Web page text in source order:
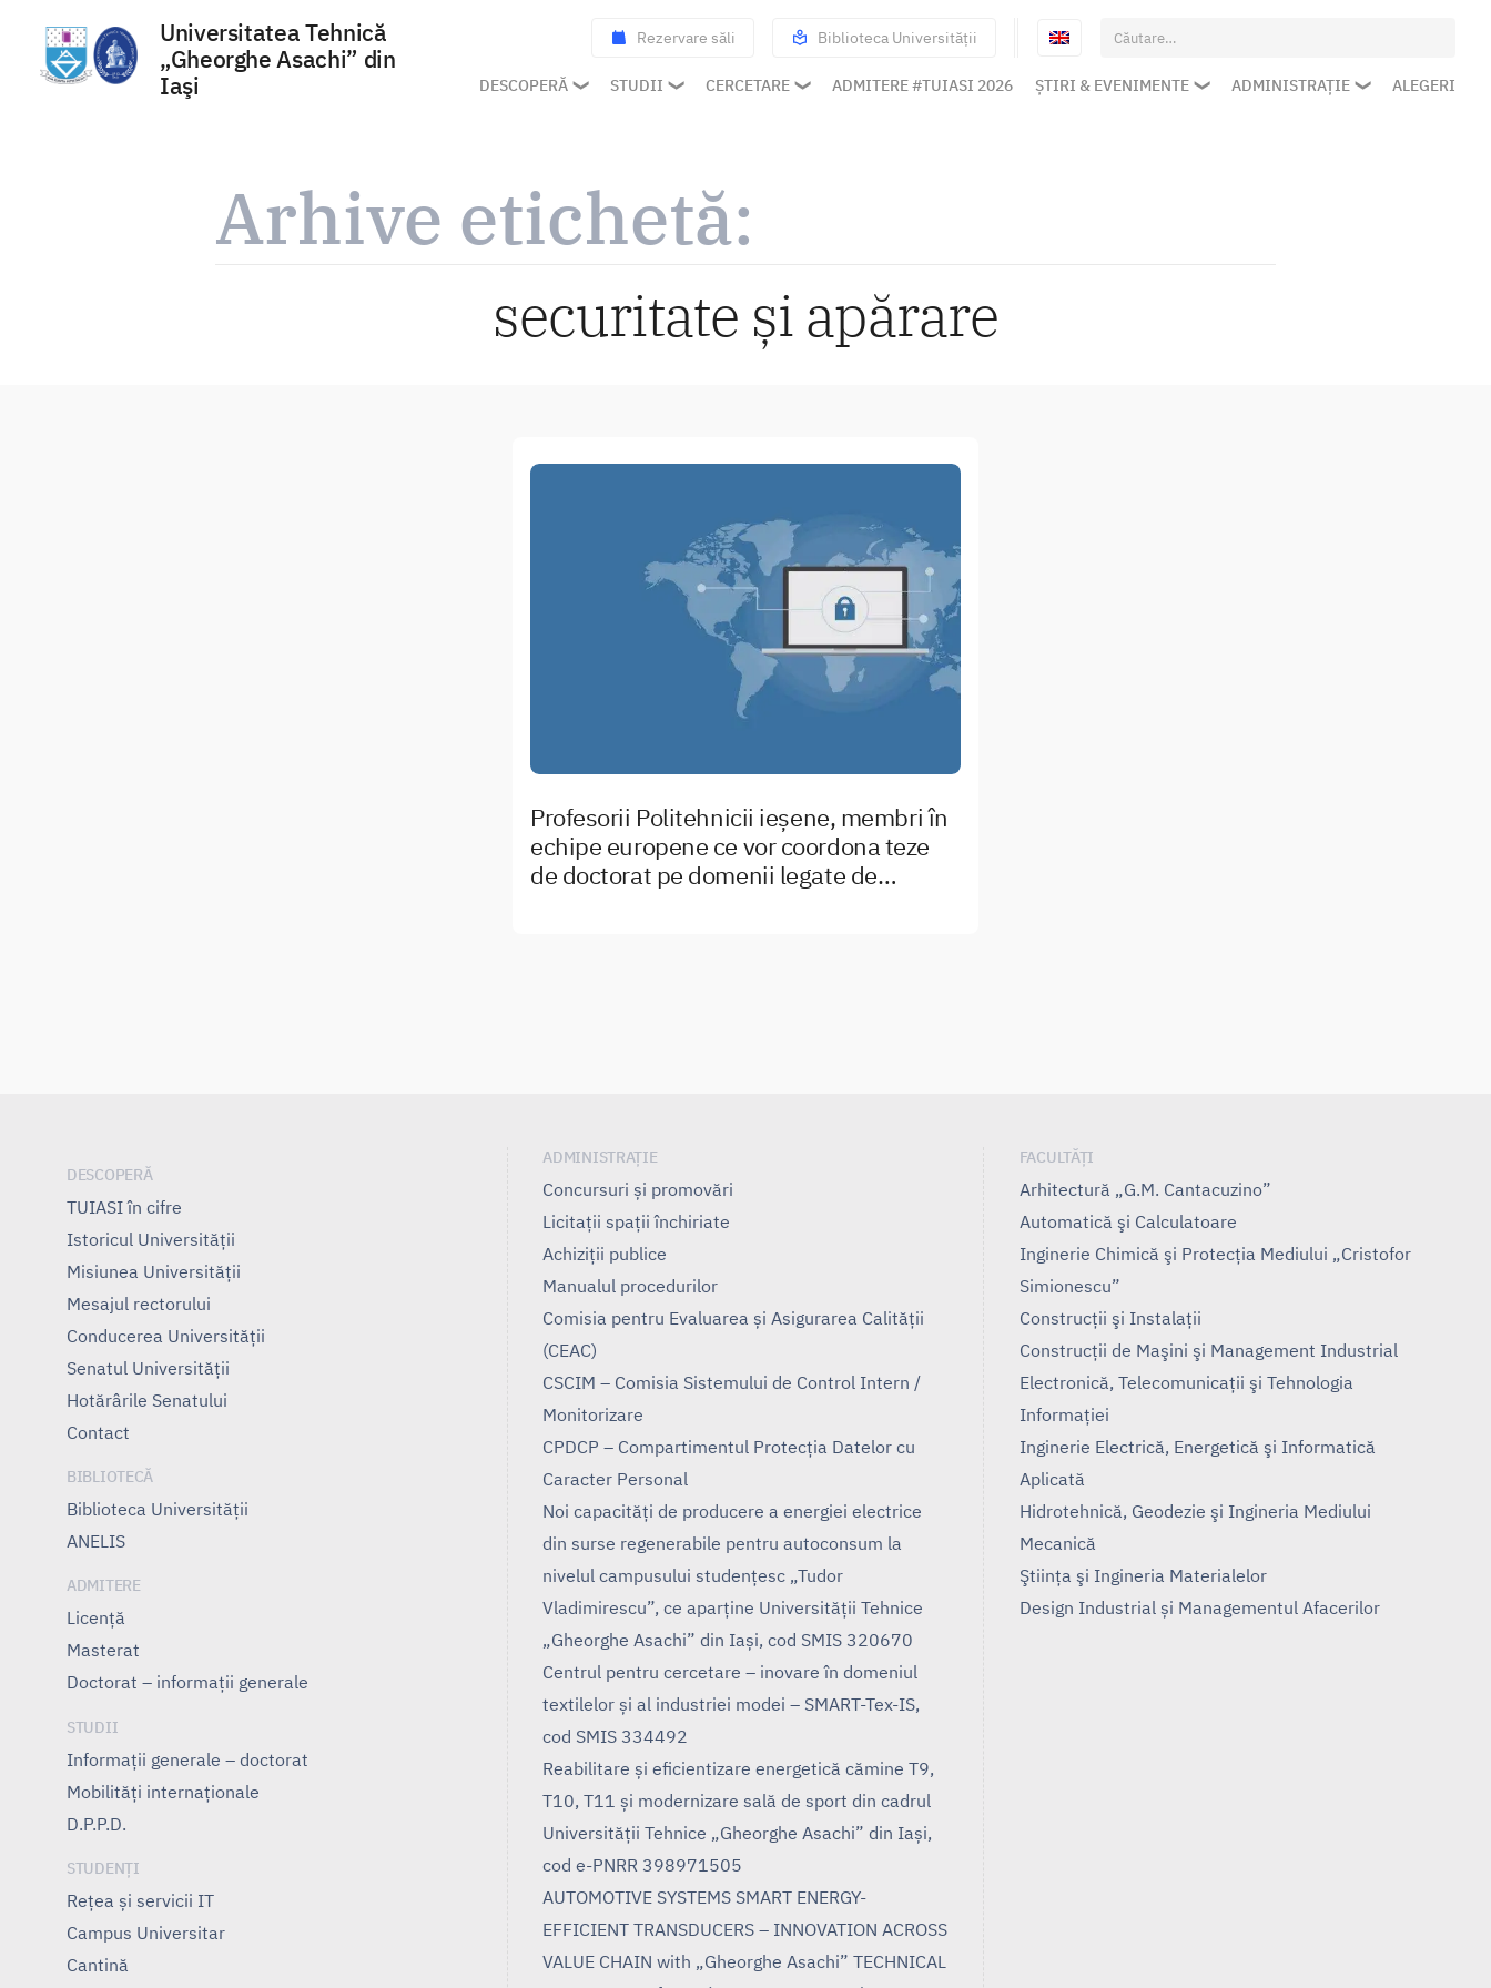
Universitatea Tehnică
„Gheorghe Asachi” din
Iaşi
Rezervare săli Biblioteca Universității
Caută
după:
DESCOPERĂ STUDII CERCETARE ADMITERE #TUIASI 2026 ȘTIRI & EVENIMENTE ADMINISTRAȚIE ALEGERI
Arhive etichetă:
securitate și apărare
Profesorii Politehnicii ieșene, membri în
echipe europene ce vor coordona teze
de doctorat pe domenii legate de
DESCOPERĂ
TUIASI în cifre
Istoricul Universităţii
Misiunea Universităţii
Mesajul rectorului
Conducerea Universităţii
Senatul Universității
Hotărârile Senatului
Contact
BIBLIOTECĂ
Biblioteca Universității
ANELIS
ADMITERE
Licență
Masterat
Doctorat – informații generale
STUDII
Informații generale – doctorat
Mobilități internaționale
D.P.P.D.
STUDENȚI
Rețea și servicii IT
Campus Universitar
Cantină
ADMINISTRAȚIE
Concursuri și promovări
Licitații spații închiriate
Achiziții publice
Manualul procedurilor
Comisia pentru Evaluarea și Asigurarea Calității
(CEAC)
CSCIM – Comisia Sistemului de Control Intern /
Monitorizare
CPDCP – Compartimentul Protecția Datelor cu
Caracter Personal
Noi capacități de producere a energiei electrice
din surse regenerabile pentru autoconsum la
nivelul campusului studențesc „Tudor
Vladimirescu”, ce aparține Universității Tehnice
„Gheorghe Asachi” din Iași, cod SMIS 320670
Centrul pentru cercetare – inovare în domeniul
textilelor și al industriei modei – SMART-Tex-IS,
cod SMIS 334492
Reabilitare și eficientizare energetică cămine T9,
T10, T11 și modernizare sală de sport din cadrul
Universității Tehnice „Gheorghe Asachi” din Iași,
cod e-PNRR 398971505
AUTOMOTIVE SYSTEMS SMART ENERGY-
EFFICIENT TRANSDUCERS – INNOVATION ACROSS
VALUE CHAIN with „Gheorghe Asachi” TECHNICAL
FACULTĂȚI
Arhitectură „G.M. Cantacuzino”
Automatică şi Calculatoare
Inginerie Chimică şi Protecţia Mediului „Cristofor
Simionescu”
Construcţii şi Instalaţii
Construcţii de Maşini şi Management Industrial
Electronică, Telecomunicaţii şi Tehnologia
Informaţiei
Inginerie Electrică, Energetică şi Informatică
Aplicată
Hidrotehnică, Geodezie şi Ingineria Mediului
Mecanică
Ştiinţa şi Ingineria Materialelor
Design Industrial și Managementul Afacerilor